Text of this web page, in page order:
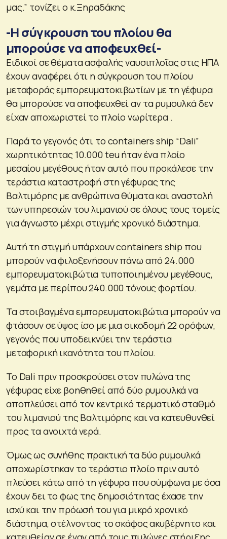
μας.” τονίζει ο κ.Ξηραδάκης
-H σύγκρουση του πλοίου θα
μπορούσε να αποφευχθεί-
Ειδικοί σε θέματα ασφαλής ναυσιπλοΐας στις ΗΠΑ
έχουν αναφέρει ότι η σύγκρουση του πλοίου
μεταφοράς εμπορευματοκιβωτίων με τη γέφυρα
θα μπορούσε να αποφευχθεί αν τα ρυμουλκά δεν
είχαν αποχωριστεί το πλοίο νωρίτερα .
Παρά το γεγονός ότι το containers ship “Dali”
χωρητικότητας 10.000 teu ήταν ένα πλοίο
μεσαίου μεγέθους ήταν αυτό που προκάλεσε την
τεράστια καταστροφή στη γέφυρας της
Βαλτιμόρης με ανθρώπινα θύματα και αναστολή
των υπηρεσιών του λιμανιού σε όλους τους τομείς
για άγνωστο μέχρι στιγμής χρονικό διάστημα.
Αυτή τη στιγμή υπάρχουν containers ship που
μπορούν να φιλοξενήσουν πάνω από 24.000
εμπορευματοκιβώτια τυποποιημένου μεγέθους,
γεμάτα με περίπου 240.000 τόνους φορτίου.
Τα στοιβαγμένα εμπορευματοκιβώτια μπορούν να
φτάσουν σε ύψος ίσο με μια οικοδομή 22 ορόφων,
γεγονός που υποδεικνύει την τεράστια
μεταφορική ικανότητα του πλοίου.
Το Dali πριν προσκρούσει στον πυλώνα της
γέφυρας είχε βοηθηθεί από δύο ρυμουλκά να
αποπλεύσει από τον κεντρικό τερματικό σταθμό
του λιμανιού της Βαλτιμόρης και να κατευθυνθεί
προς τα ανοιχτά νερά.
Όμως ως συνήθης πρακτική τα δύο ρυμουλκά
αποχωρίστηκαν το τεράστιο πλοίο πριν αυτό
πλεύσει κάτω από τη γέφυρα που σύμφωνα με όσα
έχουν δει το φως της δημοσιότητας έχασε την
ισχύ και την πρόωσή του για μικρό χρονικό
διάστημα, στέλνοντας το σκάφος ακυβέρνητο και